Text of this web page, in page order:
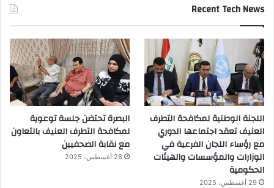
Recent Tech News
اللجنة الوطنية لمكافحة التطرف
العنيف تعقد اجتماعها الدوري
مع رؤساء اللجان الفرعية في
الوزارات والمؤسسات والهيئات
الحكومية
29 أغسطس، 2025
البصرة تحتضن جلسة توعوية
لمكافحة التطرف العنيف بالتعاون
مع نقابة الصحفيين
28 أغسطس، 2025